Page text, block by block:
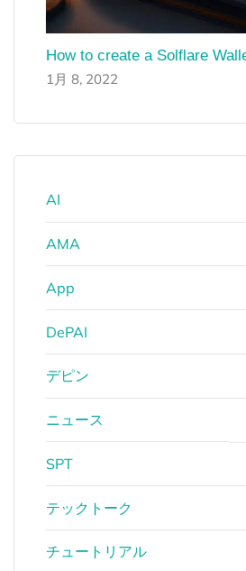
How to create a Solflare
1月 8, 2022
AI
AMA
App
DePAI
デピン
ニュース
SPT
テックトーク
チュートリアル